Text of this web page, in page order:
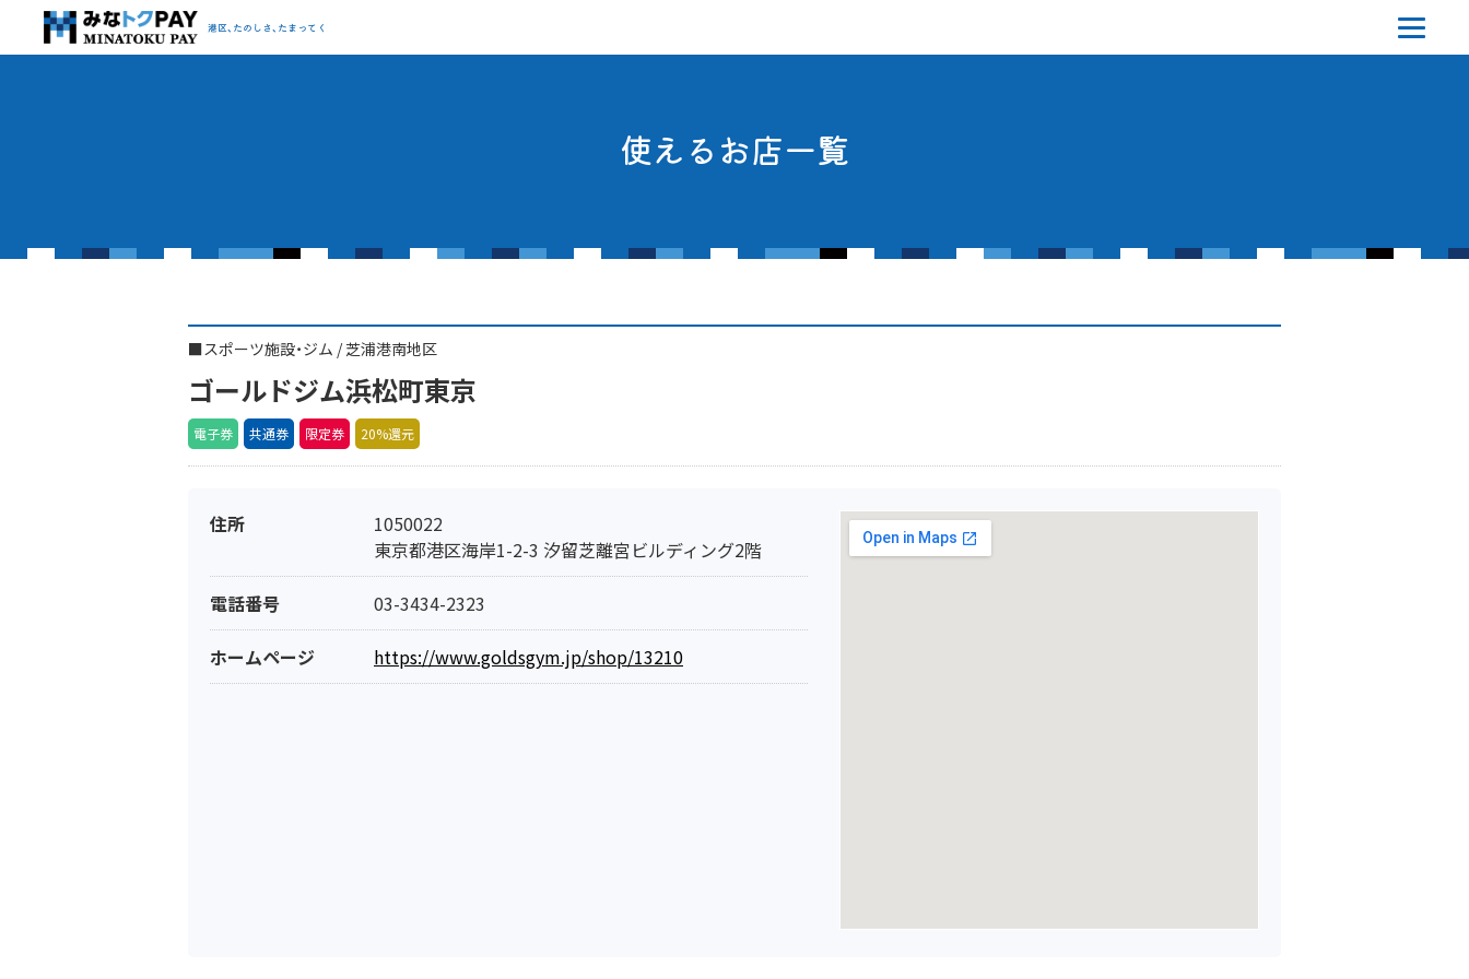
みなトクPAY
港区、たのしさ、たまってく
使えるお店一覧
■スポーツ施設・ジム /芝浦港南地区
ゴールドジム浜松町東京
電子券 共通券 限定券 20%還元
住所
1050022
東京都港区海岸1-2-3 汐留芝離宮ビルディング2階
電話番号 03-3434-2323
ホームページ https://www.goldsgym.jp/shop/13210